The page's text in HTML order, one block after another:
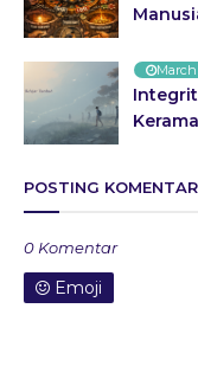
March
POSTING KOMENTAR
0 Komentar
Emoji